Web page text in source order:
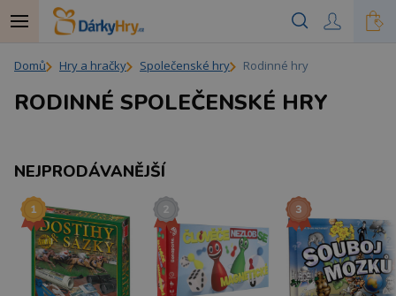
Domů Hry a hračky Společenské hry Rodinné hry
RODINNÉ SPOLEČENSKÉ HRY
NEJPRODÁVANĚJŠÍ